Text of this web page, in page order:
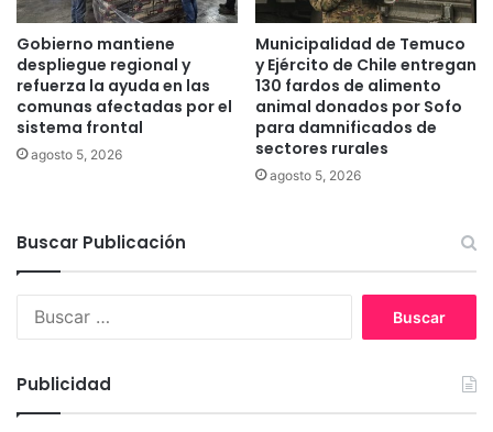
i
e
s
c
o
2
0
2
5
Gobierno mantiene
despliegue regional y
refuerza la ayuda en las
comunas afectadas por el
sistema frontal
agosto 5, 2026
Municipalidad de Temuco
y Ejército de Chile entregan
130 fardos de alimento
animal donados por Sofo
para damnificados de
sectores rurales
agosto 5, 2026
Buscar Publicación
r
Publicidad